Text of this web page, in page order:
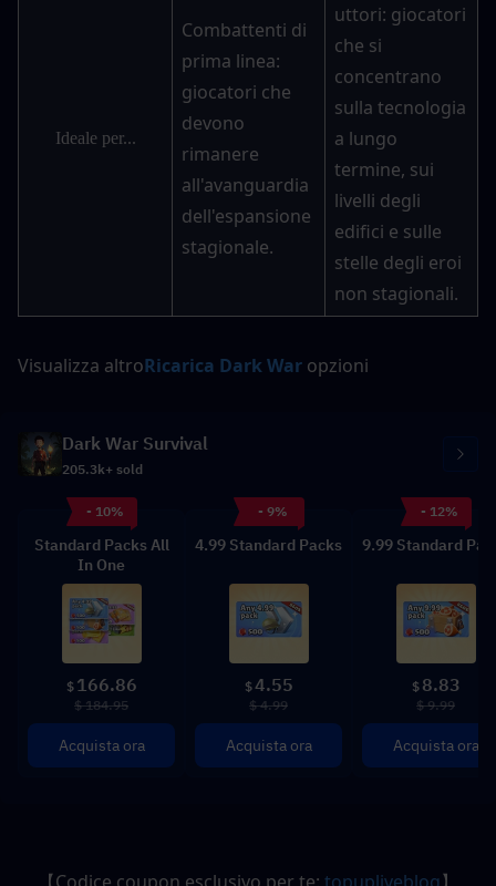
Ideale per...
Combattenti di
prima linea:
giocatori che
devono
rimanere
all'avanguardia
dell'espansione
stagionale.
uttori: giocatori
che si
concentrano
sulla tecnologia
a lungo
termine, sui
livelli degli
edifici e sulle
stelle degli eroi
non stagionali.
Visualizza altroRicarica Dark War opzioni
Dark War Survival
205.3k+ sold
- 10%
Standard Packs All
In One
$ 166.86
$ 184.95
Acquista ora
- 9%
4.99 Standard Packs
$4.55
$ 4.99
Acquista ora
- 12%
9.99 Standard
$ 8.83
$ 9.99
Acquista ora